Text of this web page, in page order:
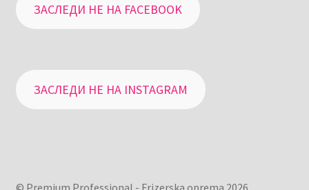
ЗАСЛЕДИ НЕ НА FACEBOOK
ЗАСЛЕДИ НЕ НА INSTAGRAM